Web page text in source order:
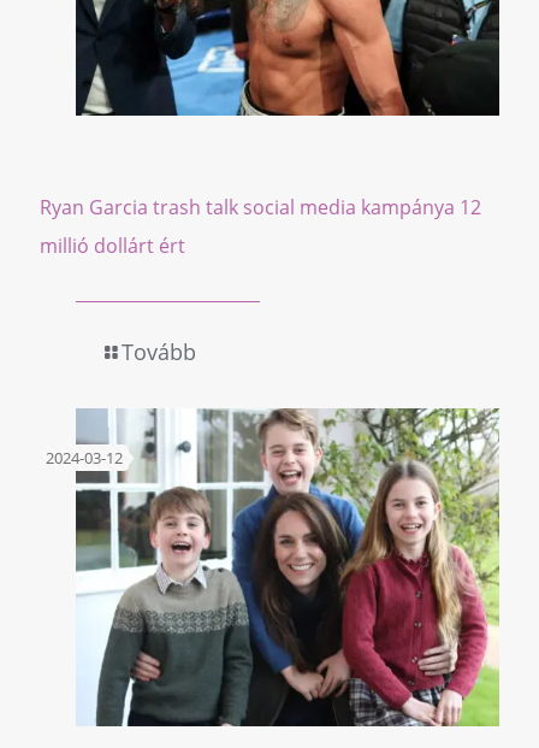
Ryan Garcia trash talk social media kampánya 12
millió dollárt ért
Tovább
2024-03-12